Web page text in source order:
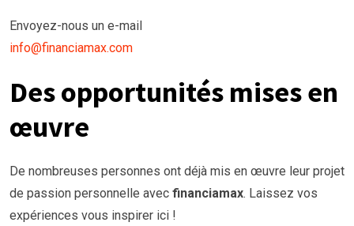
Envoyez-nous un e-mail
info@financiamax.com
Des opportunités mises en
œuvre
De nombreuses personnes ont déjà mis en œuvre leur projet
de passion personnelle avec financiamax. Laissez vos
expériences vous inspirer ici !